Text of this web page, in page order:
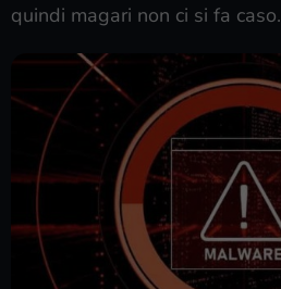
quindi magari non ci si fa caso.